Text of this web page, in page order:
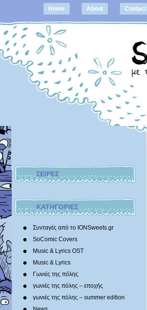
Home About Contact
ΣΕΙΡΕΣ
ΚΑΤΗΓΟΡΙΕΣ
Συνταγές από το IONSweets.gr
SoComic Covers
Music & Lyrics OST
Music & Lyrics
Γωνιές της πόλης
γωνιές της πόλης – εποχής
γωνιές της πόλης – summer edition